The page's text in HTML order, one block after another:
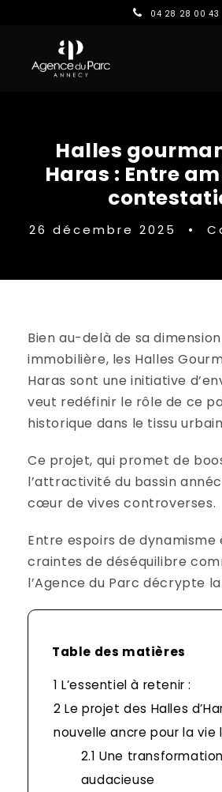
04 28 28 00 43
Halles
Haras : Entre
26 décembre 2025 •
Bien au-delà de sa
immobilière, les Halles
Haras sont une initiative
veut redéfinir le rôle de ce
historique dans le tissu
Ce projet, qui promet de
l’attractivité du bassin
cœur de vives controverses.
Entre espoirs de dynamisme
craintes de déséquilibre
l’Agence du Parc décrypte
Table des matières
1 L’essentiel à retenir :
2 Le projet des Halles
nouvelle ancre pour la vie
2.1 Une
audacieuse